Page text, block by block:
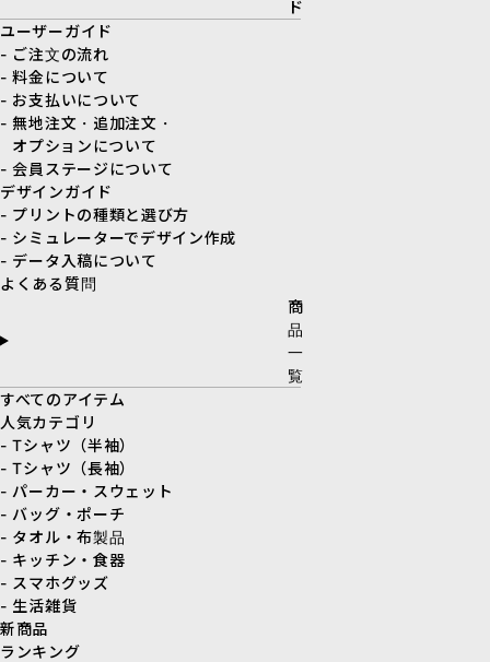
ド
ユーザーガイド
- ご注文の流れ
- 料金について
- お支払いについて
- 無地注文・追加注文・
オプションについて
- 会員ステージについて
デザインガイド
- プリントの種類と選び方
- シミュレーターでデザイン作成
- データ入稿について
よくある質問
商
品
一
覧
すべてのアイテム
人気カテゴリ
- Tシャツ（半袖）
- Tシャツ（長袖）
- パーカー・スウェット
- バッグ・ポーチ
- タオル・布製品
- キッチン・食器
- スマホグッズ
- 生活雑貨
新商品
ランキング